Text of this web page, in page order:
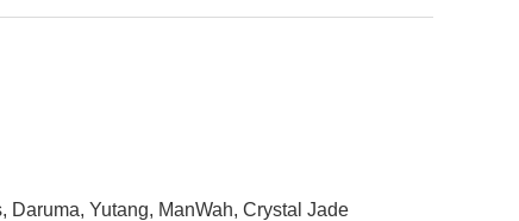
Yutang, ManWah, Crystal Jade